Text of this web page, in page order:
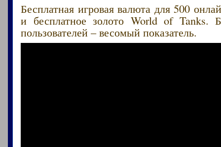
Бесплатная игровая валюта для 500
и бесплатное золото World of Tanks.
пользователей – весомый показатель.